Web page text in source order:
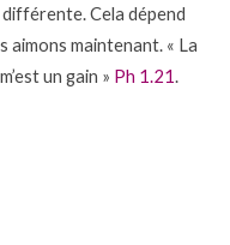
Cela dépend
aimons maintenant. « La
un gain » Ph 1.21.